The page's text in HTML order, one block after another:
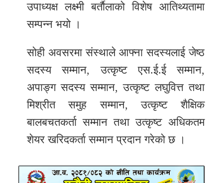
उपाध्यक्ष लक्ष्मी बर्ताैलाको विशेष आतिथ्यतामा
सम्पन्न भयो ।
सोही अवसरमा संस्थाले आफ्ना सदस्यलाई जेष्ठ
सदस्य सम्मान, उत्कृष्ट एस.ई.ई सम्मान,
अपाङ्ग सदस्य सम्मान, उत्कृष्ट लघुवित्त तथा
मिश्रीत समुह सम्मान, उत्कृष्ट शैक्षिक
बालबचतकर्ता सम्मान तथा उत्कृष्ट अधिकतम
शेयर खरिदकर्ता सम्मान प्रदान गरेको छ ।